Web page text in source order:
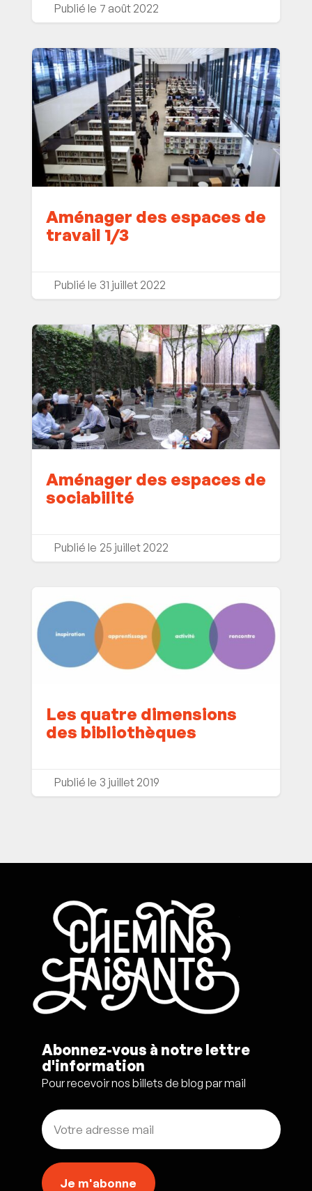
7 août 2022
Aménager des espaces de
travail 1/3
31 juillet 2022
Aménager des espaces de
sociabilité
25 juillet 2022
Les quatre dimensions
des bibliothèques
3 juillet 2019
Abonnez-vous à notre lettre
d'information
Pour recevoir nos billets de blog par mail